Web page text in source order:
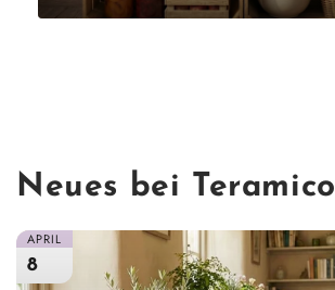
Neues bei Teramico
APRIL
8